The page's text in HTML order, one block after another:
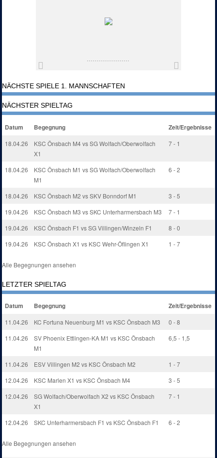
NÄCHSTE SPIELE 1. MANNSCHAFTEN
NÄCHSTER SPIELTAG
Datum Begegnung Zeit/Ergebnisse
18.04.26
KSC Önsbach M4 vs SG Wolfach/Oberwolfach
X1
7 - 1
18.04.26
KSC Önsbach M1 vs SG Wolfach/Oberwolfach
M1
6 - 2
18.04.26 KSC Önsbach M2 vs SKV Bonndorf M1
3 - 5
19.04.26
KSC Önsbach M3 vs SKC Unterharmersbach M3
7 - 1
19.04.26
KSC Önsbach F1 vs SG Villingen/Winzeln F1
8 - 0
19.04.26
KSC Önsbach X1 vs KSC Wehr-Öflingen X1 1 - 7
Alle Begegnungen ansehen
LETZTER SPIELTAG
Datum Begegnung Zeit/Ergebnisse
11.04.26 KC Fortuna Neuenburg M1 vs KSC Önsbach M3
0 - 8
11.04.26
SV Phoenix Ettlingen-KA M1 vs KSC Önsbach
M1
6,5 - 1,5
11.04.26 ESV Villingen M2 vs KSC Önsbach M2
1 - 7
12.04.26
KSC Marlen X1 vs KSC Önsbach M4
3 - 5
12.04.26
SG Wolfach/Oberwolfach X2 vs KSC Önsbach
X1
7 - 1
12.04.26 SKC Unterharmersbach F1 vs KSC Önsbach F1 6 - 2
Alle Begegnungen ansehen